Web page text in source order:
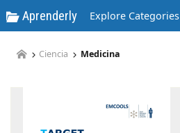
Aprenderly Explore Categories
Ciencia Medicina